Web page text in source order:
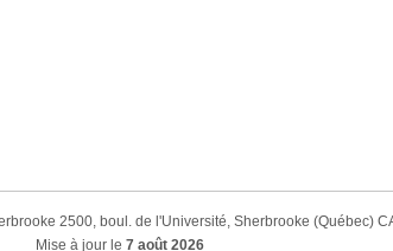
2500, boul. de l'Université, Sherbrooke (Québec)
Mise à jour le 7 août 2026